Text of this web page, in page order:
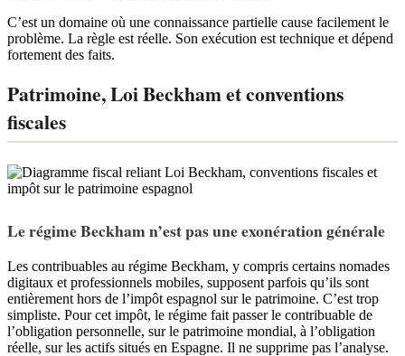
C’est un domaine où une connaissance partielle cause facilement le
problème. La règle est réelle. Son exécution est technique et dépend
fortement des faits.
Patrimoine, Loi Beckham et conventions
fiscales
Le régime Beckham n’est pas une exonération générale
Les contribuables au régime Beckham, y compris certains nomades
digitaux et professionnels mobiles, supposent parfois qu’ils sont
entièrement hors de l’impôt espagnol sur le patrimoine. C’est trop
simpliste. Pour cet impôt, le régime fait passer le contribuable de
l’obligation personnelle, sur le patrimoine mondial, à l’obligation
réelle, sur les actifs situés en Espagne. Il ne supprime pas l’analyse.